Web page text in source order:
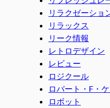
リラクゼーショ
リラックス
リーク情報
レトロデザイン
レビュー
ロジクール
ロバート・F・
ロボット